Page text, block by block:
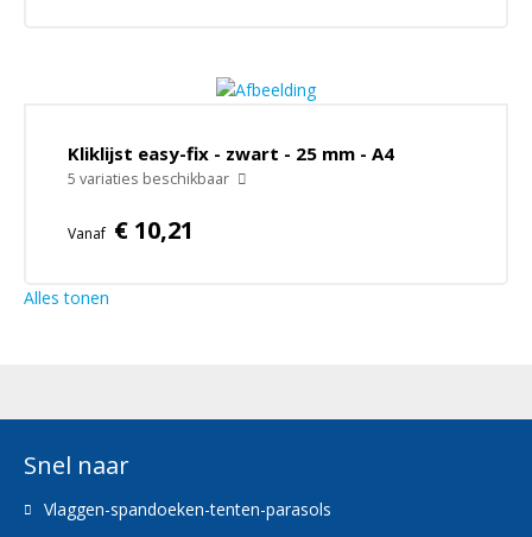
Kliklijst easy-fix - zwart - 25 mm - A4
5 variaties beschikbaar
Vanaf € 10,21
Alles tonen
Snel naar
Vlaggen-spandoeken-tenten-parasols